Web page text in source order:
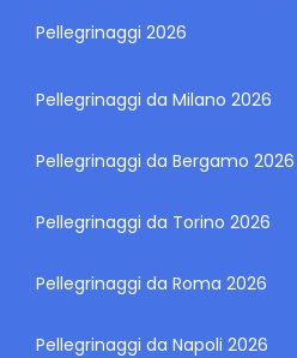
Pellegrinaggi 2026
Pellegrinaggi da Milano 2026
Pellegrinaggi da Bergamo 2026
Pellegrinaggi da Torino 2026
Pellegrinaggi da Roma 2026
Pellegrinaggi da Napoli 2026